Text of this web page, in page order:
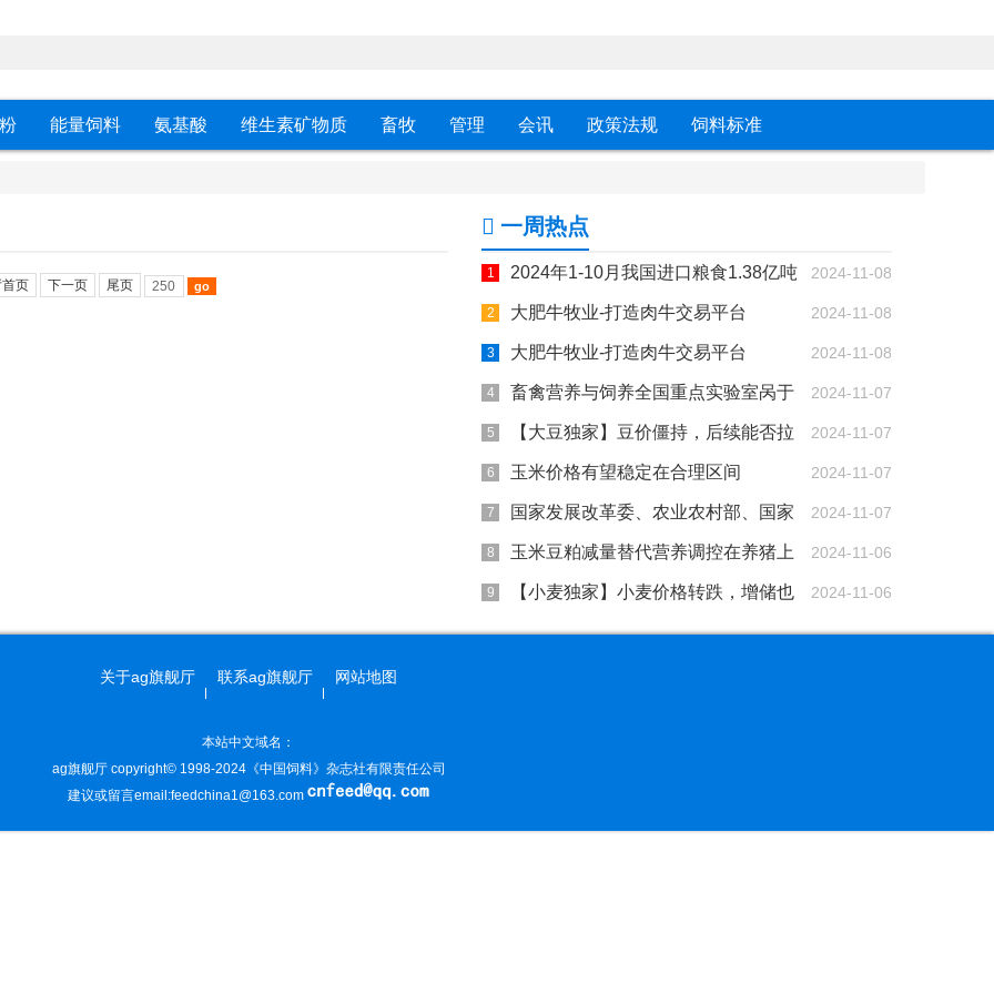
能量饲料 氨基酸 维生素矿物质 畜牧 管理 会讯 政策法规 饲料标准
页 下一页 尾页
一周热点
2024-11-08
2024年1-10月我国进口粮食1.38亿吨
同比增长7.4% 2024-11-08
大肥牛牧业-打造肉牛交易平台
2024-11-08
大肥牛牧业-打造肉牛交易平台
2024-11-07
畜禽营养与饲养全国重点实验室呙于
明教授团队在肠道微生物调控蛋鸡骨骼发育方面
取得重要进展
2024-11-07
【大豆独家】豆价僵持，后续能否拉
涨？ 2024-11-07
玉米价格有望稳定在合理区间
2024-11-07
国家发展改革委、农业农村部、国家
林草局联合印发意见 部署推动饲草产业高质量发
展
2024-11-06
玉米豆粕减量替代营养调控在养猪上
的研究进展 2024-11-06
【小麦独家】小麦价格转跌，增储也
挽救不了？
关于ag旗舰厅 联系ag旗舰厅 网站地图
本站中文域名：
ag旗舰厅 copyright© 1998-2024《中国饲料》杂志社有限责任公司
建议或留言email:feedchina1@163.com